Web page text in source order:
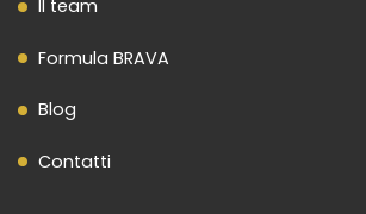
Il team
Formula BRAVA
Blog
Contatti